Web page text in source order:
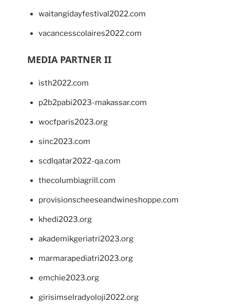
waitangidayfestival2022.com
vacancesscolaires2022.com
MEDIA PARTNER II
isth2022.com
p2b2pabi2023-makassar.com
wocfparis2023.org
sinc2023.com
scdlqatar2022-qa.com
thecolumbiagrill.com
provisionscheeseandwineshoppe.com
khedi2023.org
akademikgeriatri2023.org
marmarapediatri2023.org
emchie2023.org
girisimselradyoloji2022.org